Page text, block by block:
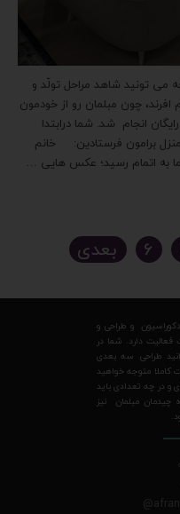
می تونید شاهد مراحل تولّد و
چون مبلمان رو از خودمون
انجام شد. شما درابتدا
برامون فرستادین: خانم
به اتمام رسید؛ عکس هایی …
۶ بعدی
1388 در زمینه دکوراسیون و طراحی و
فعالیت دارد. شما در
طراحی سه بعدی
کاملا متوجه خواهید
و در چه تعدادی باید
چیدمان مبلمان نیز
@